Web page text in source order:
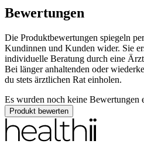
Bewertungen
Die Produktbewertungen spiegeln
Kundinnen und Kunden wider. Sie
individuelle Beratung durch eine
Bei länger anhaltenden oder
du stets ärztlichen Rat einholen.
Es wurden noch keine Bewertungen
Produkt bewerten